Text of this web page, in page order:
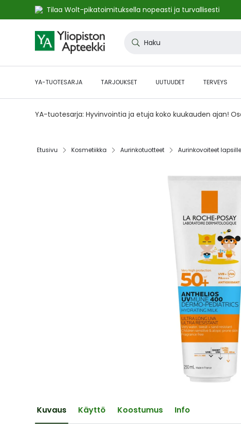
Tilaa Wolt-pikatoimituksella nopeasti ja turvallisesti
to
Content
YA-TUOTESARJA TARJOUKSET UUTUUDET TERVEYS
YA-tuotesarja: Hyvinvointia ja etuja koko kuukauden ajan!
Etusivu‎ Kosmetiikka‎ Aurinkotuotteet‎ Aurinkovoiteet lapsille‎
the
Kuvaus Käyttö Koostumus Info